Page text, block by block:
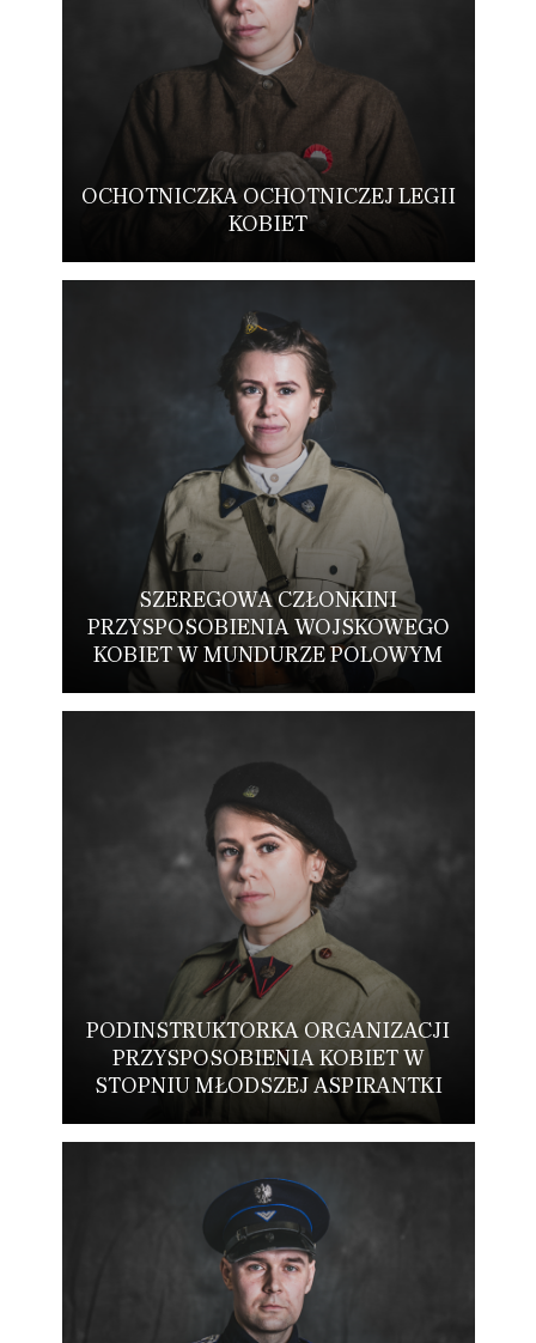
OCHOTNICZKA OCHOTNICZEJ LEGII
KOBIET
SZEREGOWA CZŁONKINI
PRZYSPOSOBIENIA WOJSKOWEGO
KOBIET W MUNDURZE POLOWYM
PODINSTRUKTORKA ORGANIZACJI
PRZYSPOSOBIENIA KOBIET W
STOPNIU MŁODSZEJ ASPIRANTKI